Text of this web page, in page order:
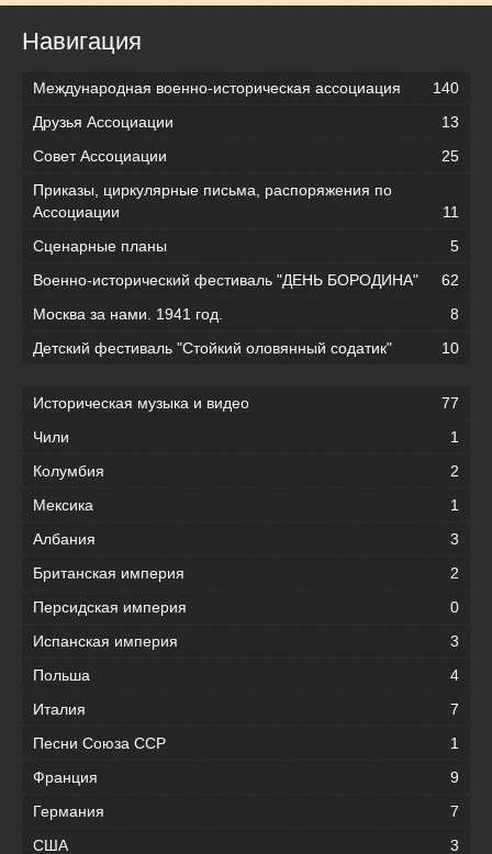
Навигация
Международная военно-историческая ассоциация
140
Друзья Ассоциации
13
Совет Ассоциации
25
Приказы, циркулярные письма, распоряжения по
Ассоциации
11
Сценарные планы
5
Военно-исторический фестиваль "ДЕНЬ БОРОДИНА"
62
Москва за нами. 1941 год.
8
Детский фестиваль "Стойкий оловянный содатик"
10
Историческая музыка и видео
77
Чили
1
Колумбия
2
Мексика
1
Албания
3
Британская империя
2
Персидская империя
0
Испанская империя
3
Польша
4
Италия
7
Песни Союза ССР
1
Франция
9
Германия
7
США
3